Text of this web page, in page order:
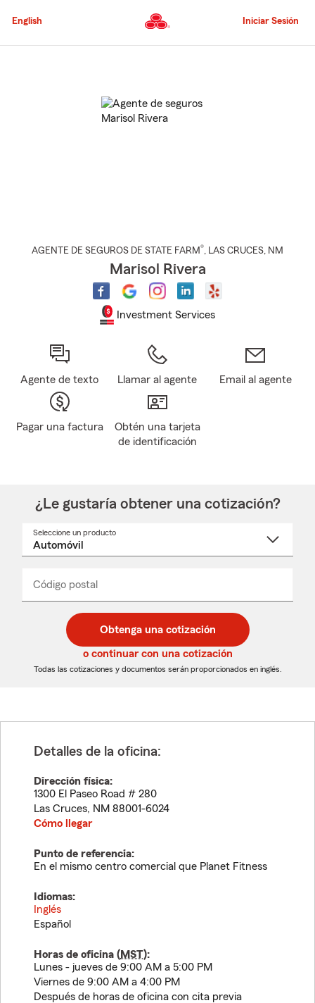
al
principal
English Iniciar Sesión
AGENTE DE SEGUROS DE STATE FARM®, LAS CRUCES, NM
Marisol Rivera
Investment Services
Agente de texto Llamar al agente Email al agente
Pagar una factura
Obtén una tarjeta
de identificación
¿Le gustaría obtener una cotización?
Seleccione un producto
desplegable
Código postal
de
5
dígitos
de
5
dígitos
_____
Obtenga una cotización
o continuar con una cotización
Todas las cotizaciones y documentos serán proporcionados en inglés.
Detalles de la oficina:
Dirección física:
1300 El Paseo Road # 280
Las Cruces, NM 88001-6024
Cómo llegar
Punto de referencia:
En el mismo centro comercial que Planet Fitness
Idiomas:
Inglés
Español
Horas de oficina (MST):
Lunes - jueves de 9:00 AM a 5:00 PM
Viernes de 9:00 AM a 4:00 PM
Después de horas de oficina con cita previa